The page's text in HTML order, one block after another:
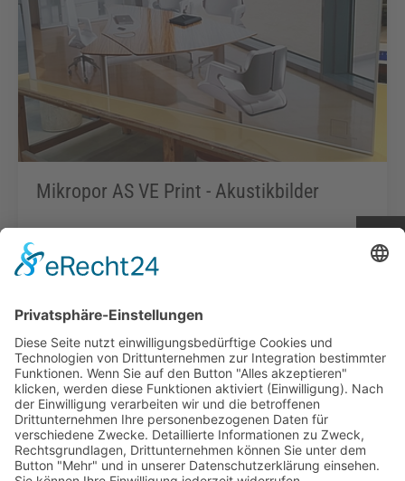
Mikropor AS VE Print - Akustikbilder
Zum Produkt
Infopoint
Social Media
Impressum